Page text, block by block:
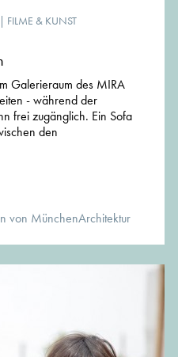
| FILME & KUNST
Galerieraum des MIRA
- während der
frei zugänglich. Ein Sofa
den
von MünchenArchitektur